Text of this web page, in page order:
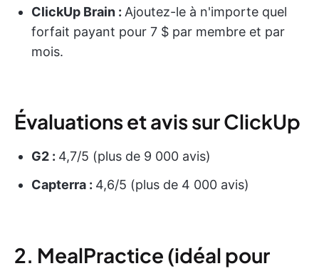
ClickUp Brain : Ajoutez-le à n'importe quel
forfait payant pour 7 $ par membre et par
mois.
Évaluations et avis sur ClickUp
G2 : 4,7/5 (plus de 9 000 avis)
Capterra : 4,6/5 (plus de 4 000 avis)
2. MealPractice (idéal pour